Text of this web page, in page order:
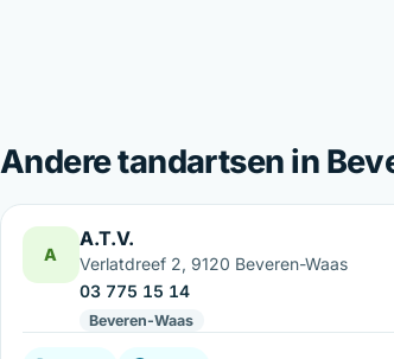
Andere tandartsen in
A
A.T.V.
Verlatdreef 2, 9120 Beveren-Waas
03 775 15 14
Beveren-Waas